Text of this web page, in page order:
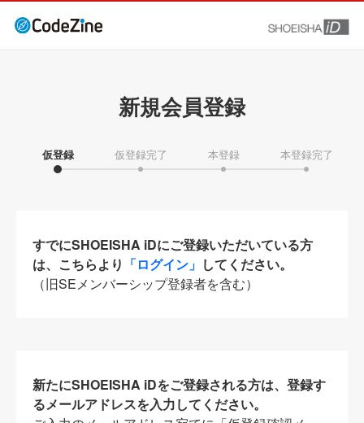
新規会員登録
仮登録 仮登録完了 本登録 本登録完了
すでにSHOEISHA iDにご登録いただいている方
は、こちらより 「ログイン」 してください。
（旧SEメンバーシップ登録者を含む）
新たにSHOEISHA iDをご登録される方は、登録す
るメールアドレスを入力してください。